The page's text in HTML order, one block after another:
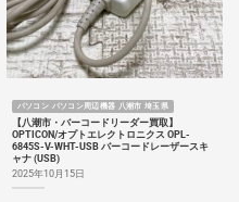
パソコン パソコン周辺機器 八潮市 埼玉県
【八潮市・バーコードリーダー買取】
OPTICON/オプトエレクトロニクス OPL-
6845S-V-WHT-USB バーコードレーザースキ
ャナ (USB)
2025年10月15日